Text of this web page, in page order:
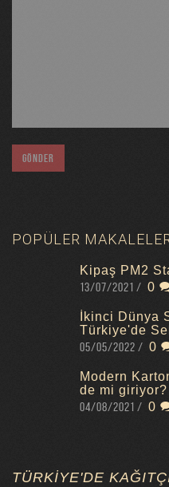
POPÜLER
Kipaş PM2
13/07/2021
0
İkinci Dünya
Türkiye'de
05/05/2022
0
Modern
de mi giriyor?
04/08/2021
0
TÜRKIYE'DE